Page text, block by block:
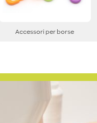
Accessori per borse